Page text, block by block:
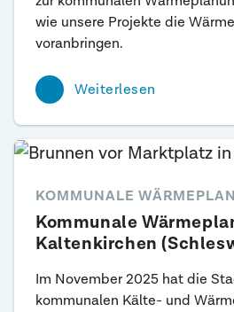
wie unsere Projekte die
voranbringen.
Weiterlesen
KOMMUNALE
Kommunale
Kaltenkirchen
Im November 2025 hat die
kommunalen Kälte- und